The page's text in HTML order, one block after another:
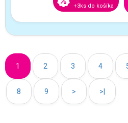
+3ks do košíka
1 2 3 4
8 9 > >|